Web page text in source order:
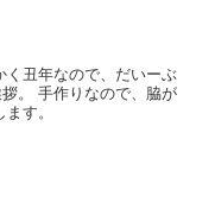
く丑年なので、だいーぶ
。 手作りなので、脇が
す。